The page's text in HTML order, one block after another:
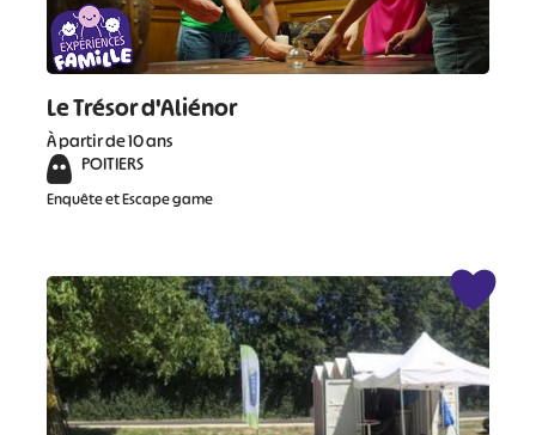
Le Trésor d'Aliénor
À partir de 10 ans
POITIERS
Enquête et Escape game